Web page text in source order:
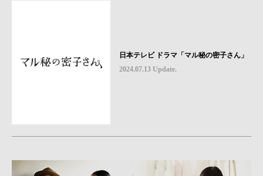
日本テレビ ドラマ「マル秘の密子さん」
2024.07.13 Update.